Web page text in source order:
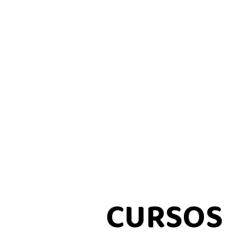
CURSOS